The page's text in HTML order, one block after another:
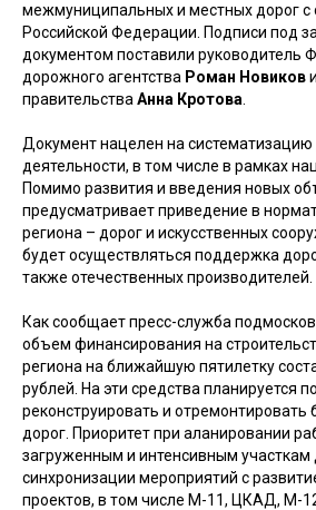
межмуниципальных и местных дорог с
Российской Федерации. Подписи под
документом поставили руководитель
дорожного агентства Роман Новиков
правительства Анна Кротова
Документ нацелен на
деятельности, в том числе в рамках
Помимо развития и введения новых
предусматривает приведение в
региона – дорог и искусственных
будет осуществляться поддержка
также отечественных производителей.
Как сообщает пресс-служба
объем финансирования на
региона на ближайшую пятилетку
рублей. На эти средства планируется
реконструировать и отремонтировать
дорог. Приоритет при аланировании
загруженным и интенсивным участкам
синхронизации мероприятий с
проектов, в том числе М-11, ЦКАД, М-